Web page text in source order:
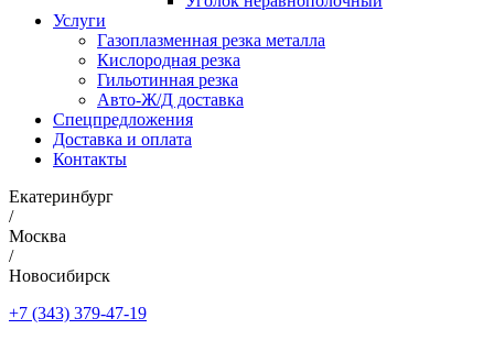
Услуги
Газоплазменная резка металла
Кислородная резка
Гильотинная резка
Авто-Ж/Д доставка
Спецпредложения
Доставка и оплата
Контакты
Екатеринбург
/
Москва
/
Новосибирск
+7 (343) 379-47-19